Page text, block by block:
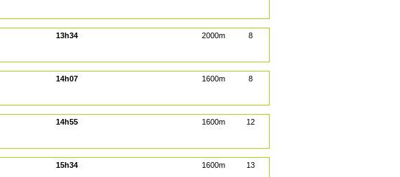
13h34 2000m 8
14h07 1600m 8
14h55 1600m 12
15h34 1600m 13